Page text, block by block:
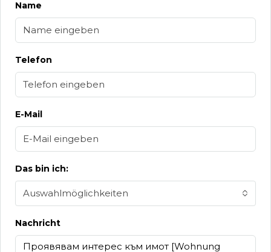
Name
Telefon
E-Mail
Das bin ich:
Auswahlmöglichkeiten
Nachricht